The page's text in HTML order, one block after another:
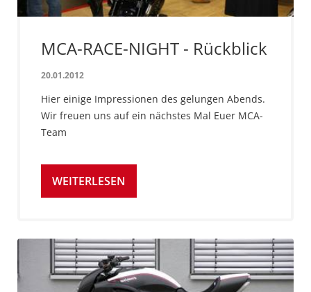
MCA-RACE-NIGHT - Rückblick
20.01.2012
Hier einige Impressionen des gelungen Abends.
Wir freuen uns auf ein nächstes Mal Euer MCA-
Team
WEITERLESEN